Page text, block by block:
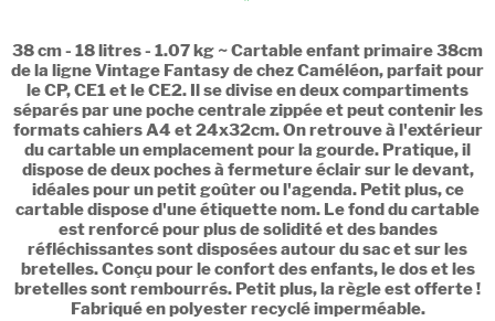
38 cm - 18 litres - 1.07 kg ~ Cartable enfant primaire 38cm
de la ligne Vintage Fantasy de chez Caméléon, parfait pour
le CP, CE1 et le CE2. Il se divise en deux compartiments
séparés par une poche centrale zippée et peut contenir les
formats cahiers A4 et 24x32cm. On retrouve à l'extérieur
du cartable un emplacement pour la gourde. Pratique, il
dispose de deux poches à fermeture éclair sur le devant,
idéales pour un petit goûter ou l'agenda. Petit plus, ce
cartable dispose d'une étiquette nom. Le fond du cartable
est renforcé pour plus de solidité et des bandes
réfléchissantes sont disposées autour du sac et sur les
bretelles. Conçu pour le confort des enfants, le dos et les
bretelles sont rembourrés. Petit plus, la règle est offerte !
Fabriqué en polyester recyclé imperméable.